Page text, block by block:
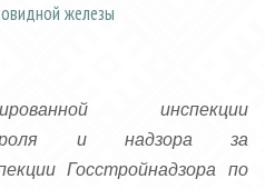
железы
инспекции
и надзора за
Госстройнадзора по